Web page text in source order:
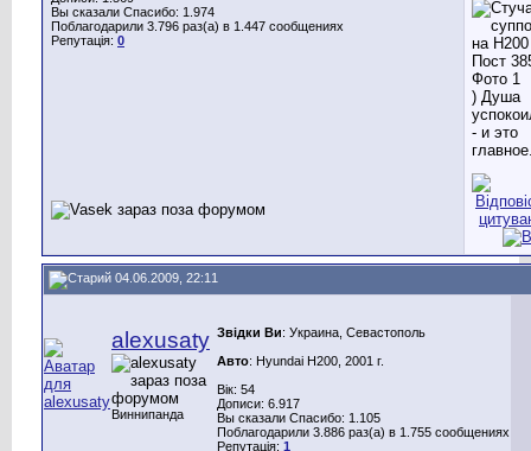
Вы сказали Спасибо: 1.974
Поблагодарили 3.796 раз(а) в 1.447 сообщениях
Репутація: 0
) Душа
- и это
04.06.2009, 22:11
alexusaty
Виннипанда
Звідки Ви: Украина, Севастополь
Авто: Hyundai H200, 2001 г.
Вік: 54
Дописи: 6.917
Вы сказали Спасибо: 1.105
Поблагодарили 3.886 раз(а) в 1.755 сообщениях
Репутація: 1